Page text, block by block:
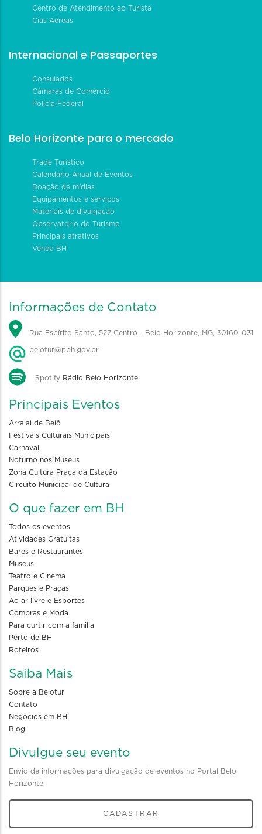
Centro de Atendimento ao Turista
Cias Aéreas
Internacional e Passaportes
Consulados
Câmaras de Comércio
Polícia Federal
Belo Horizonte para o mercado
Trade Turístico
Calendário Anual de Eventos
Doação de mídias
Equipamentos e serviços
Materiais de divulgação
Observatório do Turismo
Principais atrativos
Venda BH
Informações de Contato
Rua Espírito Santo, 527 Centro - Belo Horizonte, MG, 30160-031
belotur@pbh.gov.br
Spotify Rádio Belo Horizonte
Principais Eventos
Arraial de Belô
Festivais Culturais Municipais
Carnaval
Noturno nos Museus
Zona Cultura Praça da Estação
Circuito Municipal de Cultura
O que fazer em BH
Todos os eventos
Atividades Gratuitas
Bares e Restaurantes
Museus
Teatro e Cinema
Parques e Praças
Ao ar livre e Esportes
Compras e Moda
Para curtir com a familia
Perto de BH
Roteiros
Saiba Mais
Sobre a Belotur
Contato
Negócios em BH
Blog
Divulgue seu evento
Envio de informações para divulgação de eventos no Portal Belo
Horizonte
CADASTRAR